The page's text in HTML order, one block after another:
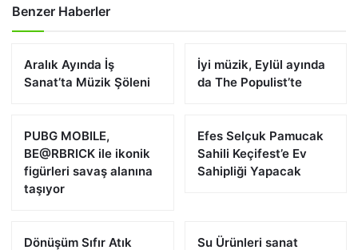
Benzer Haberler
Aralık Ayında İş
Sanat’ta Müzik Şöleni
İyi müzik, Eylül ayında
da The Populist’te
PUBG MOBILE,
BE@RBRICK ile ikonik
figürleri savaş alanına
taşıyor
Efes Selçuk Pamucak
Sahili Keçifest’e Ev
Sahipliği Yapacak
Dönüşüm Sıfır Atık Su Ürünleri sanat